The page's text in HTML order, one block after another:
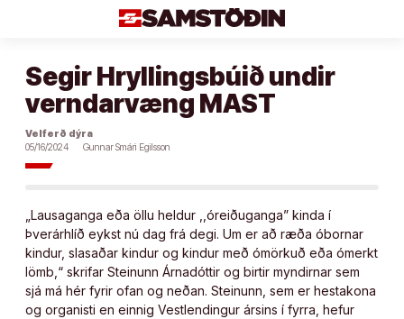
Segir Hryllingsbúið undir
verndarvæng MAST
Velferð dýra
05/16/2024
Gunnar Smári Egilsson
„Lausaganga eða öllu heldur ,,óreiðuganga” kinda í
Þverárhlíð eykst nú dag frá degi. Um er að ræða óbornar
kindur, slasaðar kindur og kindur með ómörkuð eða ómerkt
lömb,“ skrifar Steinunn Árnadóttir og birtir myndirnar sem
sjá má hér fyrir ofan og neðan. Steinunn, sem er hestakona
og organisti en einnig Vestlendingur ársins í fyrra, hefur